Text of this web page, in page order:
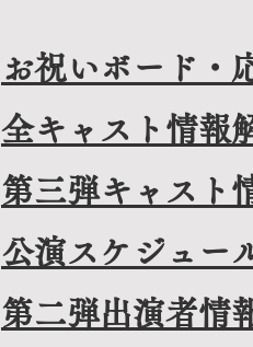
お祝いボード・
全キャスト情報
第三弾キャスト
公演スケジュー
第二弾出演者情